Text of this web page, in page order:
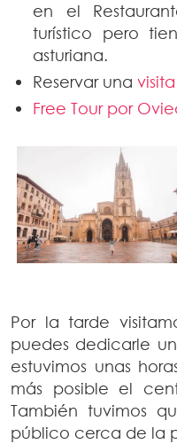
en el
turístico pero
asturiana.
Reservar una
Free Tour por
Por la tarde
puedes dedicarle
estuvimos unas
más posible el
También tuvimos
público cerca de la